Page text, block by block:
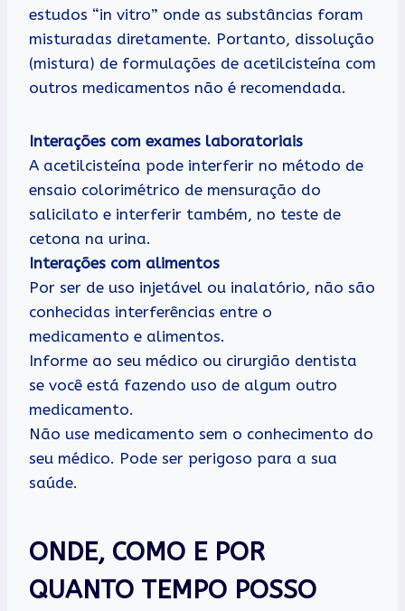
estudos “in vitro” onde as substâncias foram
misturadas diretamente. Portanto, dissolução
(mistura) de formulações de acetilcisteína com
outros medicamentos não é recomendada.
Interações com exames laboratoriais
A acetilcisteína pode interferir no método de
ensaio colorimétrico de mensuração do
salicilato e interferir também, no teste de
cetona na urina.
Interações com alimentos
Por ser de uso injetável ou inalatório, não são
conhecidas interferências entre o
medicamento e alimentos.
Informe ao seu médico ou cirurgião dentista
se você está fazendo uso de algum outro
medicamento.
Não use medicamento sem o conhecimento do
seu médico. Pode ser perigoso para a sua
saúde.
ONDE, COMO E POR
QUANTO TEMPO POSSO